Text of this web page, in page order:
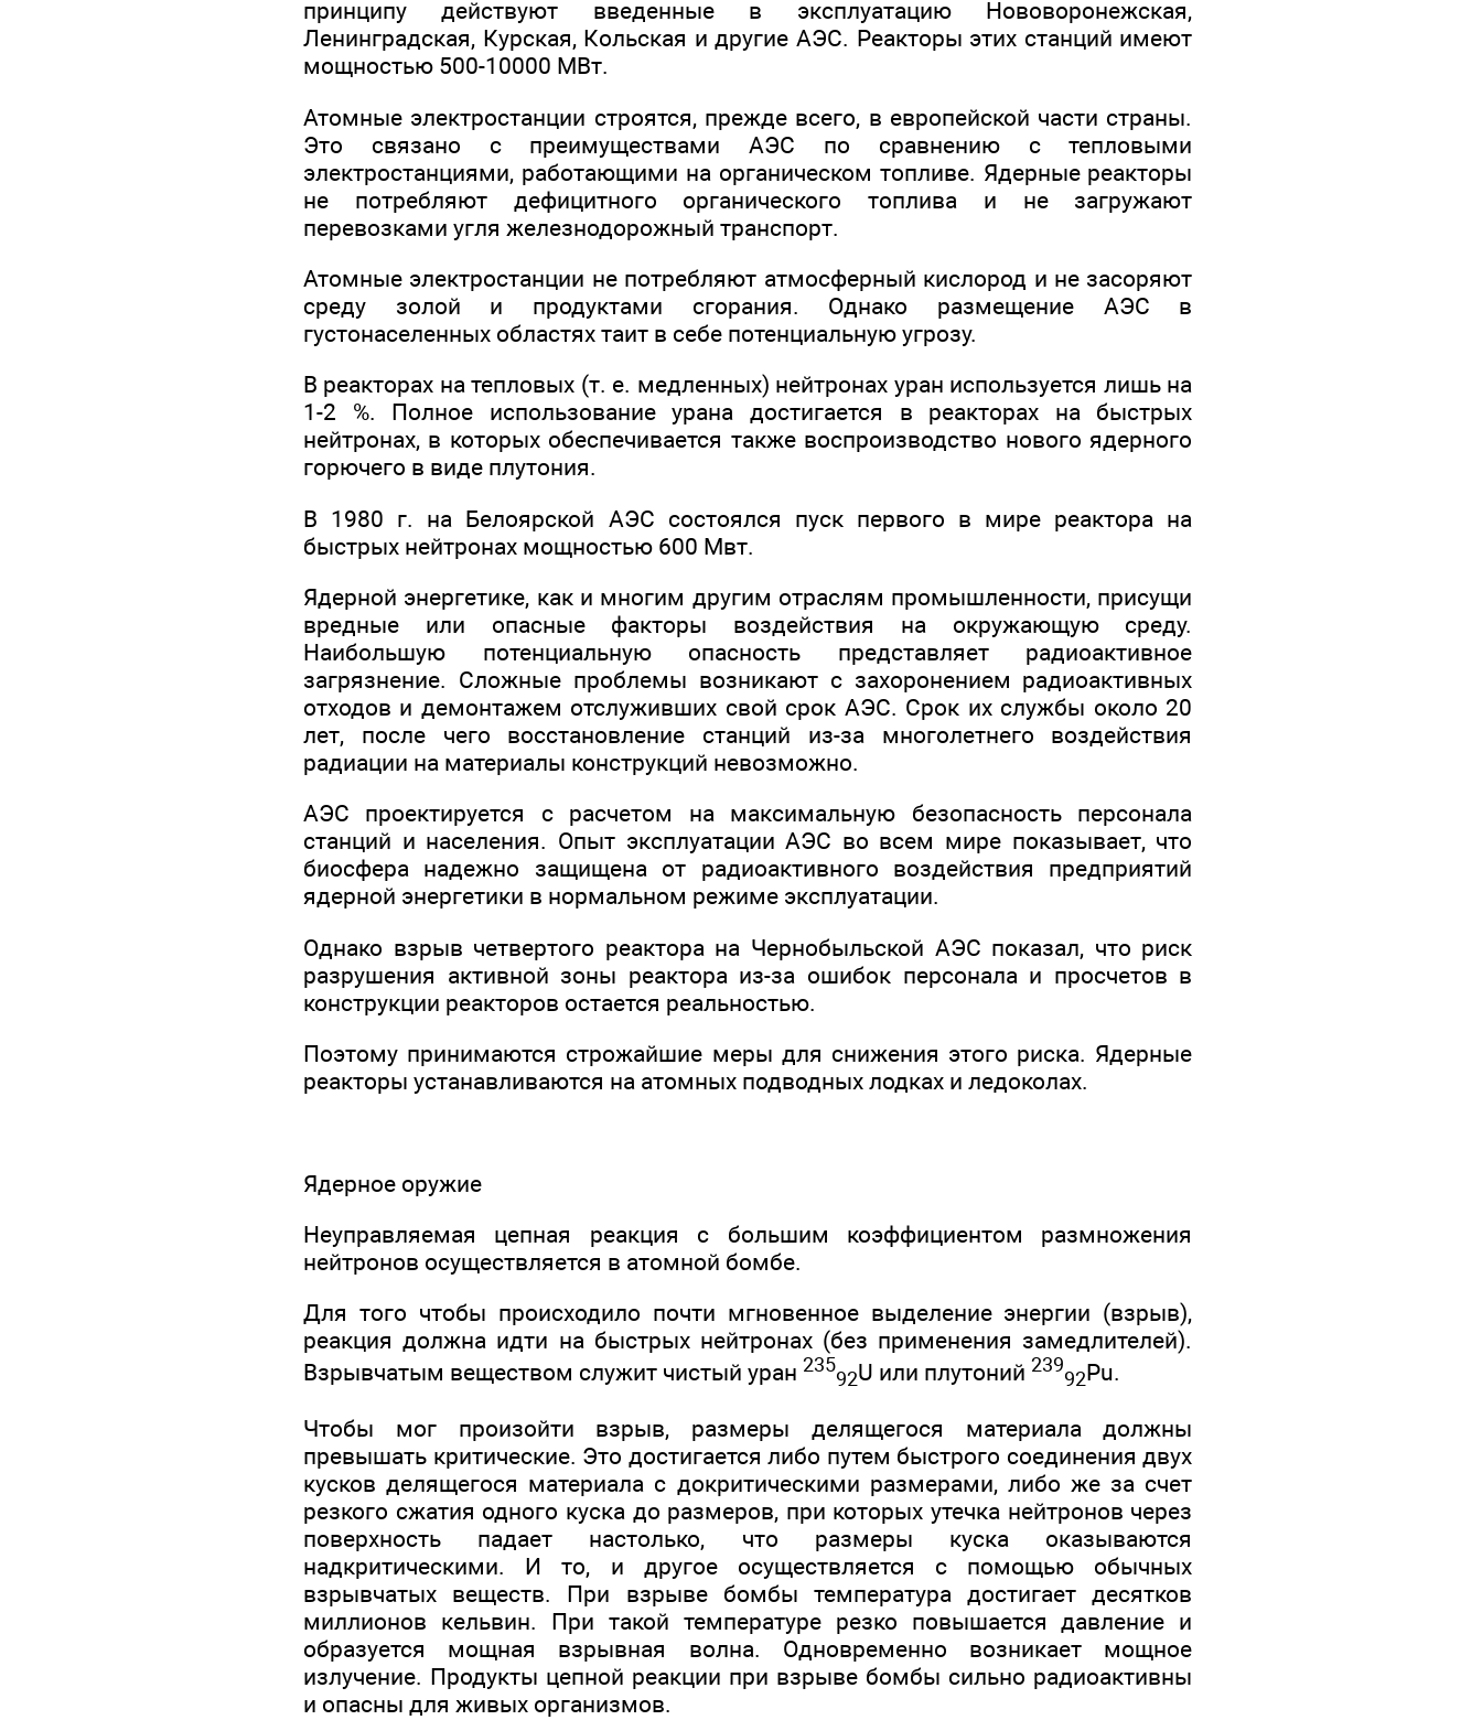
принципу действуют введенные в эксплуатацию Нововоронежская,
Ленинградская, Курская, Кольская и другие АЭС. Реакторы этих станций имеют
мощностью 500-10000 МВт.
Атомные электростанции строятся, прежде всего, в европейской части страны.
Это связано с преимуществами АЭС по сравнению с тепловыми
электростанциями, работающими на органическом топливе. Ядерные реакторы
не потребляют дефицитного органического топлива и не загружают
перевозками угля железнодорожный транспорт.
Атомные электростанции не потребляют атмосферный кислород и не засоряют
среду золой и продуктами сгорания. Однако размещение АЭС в
густонаселенных областях таит в себе потенциальную угрозу.
В реакторах на тепловых (т. е. медленных) нейтронах уран используется лишь на
1-2 %. Полное использование урана достигается в реакторах на быстрых
нейтронах, в которых обеспечивается также воспроизводство нового ядерного
горючего в виде плутония.
В 1980 г. на Белоярской АЭС состоялся пуск первого в мире реактора на
быстрых нейтронах мощностью 600 Мвт.
Ядерной энергетике, как и многим другим отраслям промышленности, присущи
вредные или опасные факторы воздействия на окружающую среду.
Наибольшую потенциальную опасность представляет радиоактивное
загрязнение. Сложные проблемы возникают с захоронением радиоактивных
отходов и демонтажем отслуживших свой срок АЭС. Срок их службы около 20
лет, после чего восстановление станций из-за многолетнего воздействия
радиации на материалы конструкций невозможно.
АЭС проектируется с расчетом на максимальную безопасность персонала
станций и населения. Опыт эксплуатации АЭС во всем мире показывает, что
биосфера надежно защищена от радиоактивного воздействия предприятий
ядерной энергетики в нормальном режиме эксплуатации.
Однако взрыв четвертого реактора на Чернобыльской АЭС показал, что риск
разрушения активной зоны реактора из-за ошибок персонала и просчетов в
конструкции реакторов остается реальностью.
Поэтому принимаются строжайшие меры для снижения этого риска. Ядерные
реакторы устанавливаются на атомных подводных лодках и ледоколах.
Ядерное оружие
Неуправляемая цепная реакция с большим коэффициентом размножения
нейтронов осуществляется в атомной бомбе.
Для того чтобы происходило почти мгновенное выделение энергии (взрыв),
реакция должна идти на быстрых нейтронах (без применения замедлителей).
Взрывчатым веществом служит чистый уран 235
92U или плутоний 239
92Рu.
Чтобы мог произойти взрыв, размеры делящегося материала должны
превышать критические. Это достигается либо путем быстрого соединения двух
кусков делящегося материала с докритическими размерами, либо же за счет
резкого сжатия одного куска до размеров, при которых утечка нейтронов через
поверхность падает настолько, что размеры куска оказываются
надкритическими. И то, и другое осуществляется с помощью обычных
взрывчатых веществ. При взрыве бомбы температура достигает десятков
миллионов кельвин. При такой температуре резко повышается давление и
образуется мощная взрывная волна. Одновременно возникает мощное
излучение. Продукты цепной реакции при взрыве бомбы сильно радиоактивны
и опасны для живых организмов.